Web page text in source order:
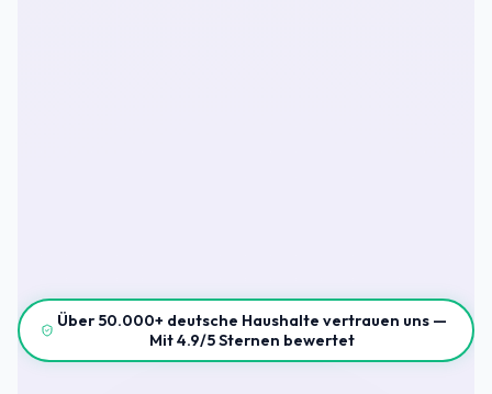
Über 50.000+ deutsche Haushalte vertrauen uns —
Mit 4.9/5 Sternen bewertet